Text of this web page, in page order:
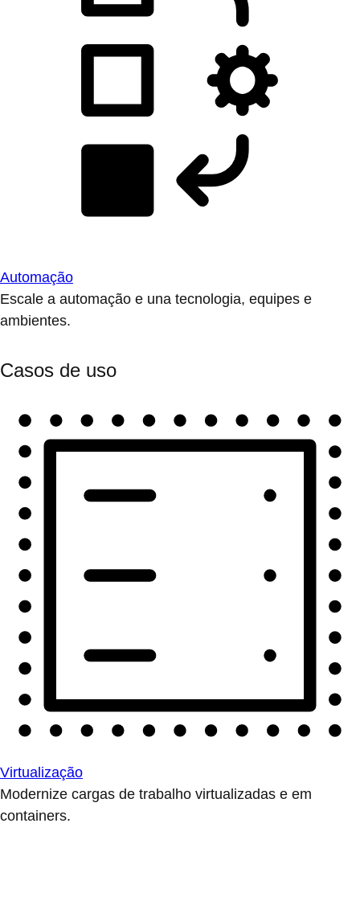
Automação
Escale a automação e una tecnologia, equipes e
ambientes.
Casos de uso
Virtualização
Modernize cargas de trabalho virtualizadas e em
containers.